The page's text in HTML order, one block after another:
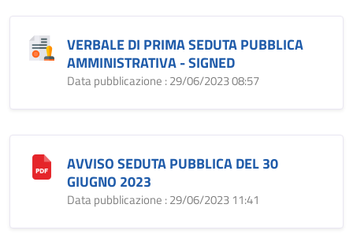
VERBALE DI PRIMA SEDUTA PUBBLICA
AMMINISTRATIVA - SIGNED
Data pubblicazione : 29/06/2023 08:57
AVVISO SEDUTA PUBBLICA DEL 30
GIUGNO 2023
Data pubblicazione : 29/06/2023 11:41